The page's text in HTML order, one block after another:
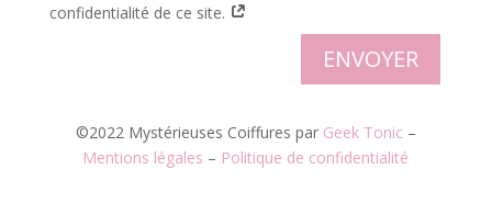
confidentialité de ce site.
ENVOYER
©2022 Mystérieuses Coiffures par Geek Tonic –
Mentions légales – Politique de confidentialité